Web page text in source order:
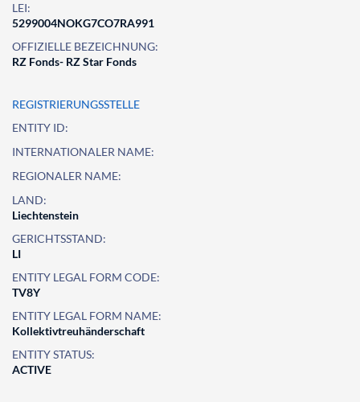
LEI:
5299004NOKG7CO7RA991
OFFIZIELLE BEZEICHNUNG:
RZ Fonds- RZ Star Fonds
REGISTRIERUNGSSTELLE
ENTITY ID:
INTERNATIONALER NAME:
REGIONALER NAME:
LAND:
Liechtenstein
GERICHTSSTAND:
LI
ENTITY LEGAL FORM CODE:
TV8Y
ENTITY LEGAL FORM NAME:
Kollektivtreuhänderschaft
ENTITY STATUS:
ACTIVE